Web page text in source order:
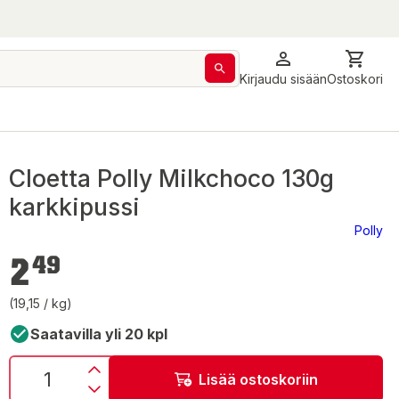
Kirjaudu sisäänOstoskori
Cloetta Polly Milkchoco 130g
karkkipussi
Polly
2,49 €
249
(19,15 / kg)
Saatavilla yli 20 kpl
Lisää ostoskoriin